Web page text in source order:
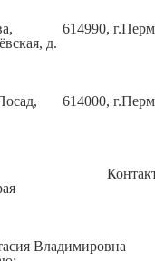
д.
614990,
614000,
Владимировна